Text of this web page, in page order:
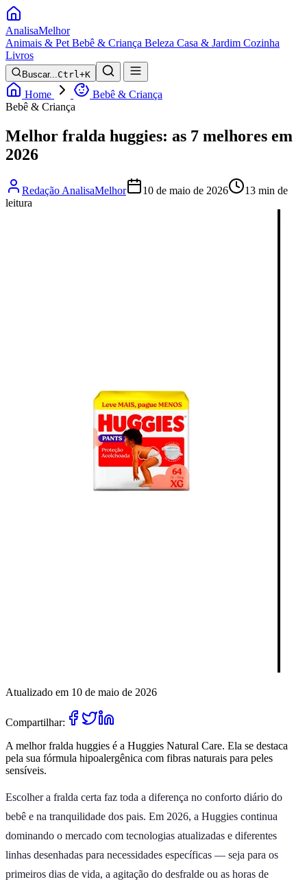
AnalisaMelhor
Animais & Pet Bebê & Criança Beleza Casa & Jardim Cozinha
Livros
Buscar...Ctrl+K
Home
Bebê & Criança
Bebê & Criança
Melhor fralda huggies: as 7 melhores em
2026
Redação AnalisaMelhor 10 de maio de 2026
13 min de
leitura
Atualizado em 10 de maio de 2026
Compartilhar:
A melhor fralda huggies é a Huggies Natural Care. Ela se destaca
pela sua fórmula hipoalergênica com fibras naturais para peles
sensíveis.
Escolher a fralda certa faz toda a diferença no conforto diário do
bebê e na tranquilidade dos pais. Em 2026, a Huggies continua
dominando o mercado com tecnologias atualizadas e diferentes
linhas desenhadas para necessidades específicas — seja para os
primeiros dias de vida, a agitação do desfralde ou as horas de